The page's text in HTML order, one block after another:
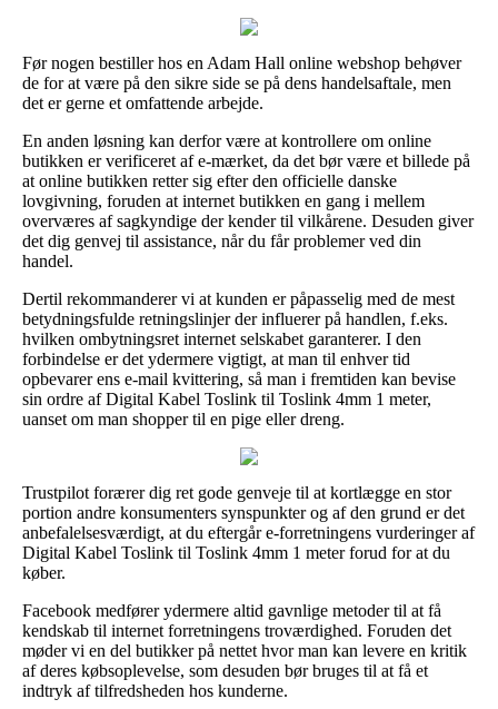
Før nogen bestiller hos en Adam Hall online webshop behøver
de for at være på den sikre side se på dens handelsaftale, men
det er gerne et omfattende arbejde.
En anden løsning kan derfor være at kontrollere om online
butikken er verificeret af e-mærket, da det bør være et billede på
at online butikken retter sig efter den officielle danske
lovgivning, foruden at internet butikken en gang i mellem
overværes af sagkyndige der kender til vilkårene. Desuden giver
det dig genvej til assistance, når du får problemer ved din
handel.
Dertil rekommanderer vi at kunden er påpasselig med de mest
betydningsfulde retningslinjer der influerer på handlen, f.eks.
hvilken ombytningsret internet selskabet garanterer. I den
forbindelse er det ydermere vigtigt, at man til enhver tid
opbevarer ens e-mail kvittering, så man i fremtiden kan bevise
sin ordre af Digital Kabel Toslink til Toslink 4mm 1 meter,
uanset om man shopper til en pige eller dreng.
Trustpilot forærer dig ret gode genveje til at kortlægge en stor
portion andre konsumenters synspunkter og af den grund er det
anbefalelsesværdigt, at du eftergår e-forretningens vurderinger af
Digital Kabel Toslink til Toslink 4mm 1 meter forud for at du
køber.
Facebook medfører ydermere altid gavnlige metoder til at få
kendskab til internet forretningens troværdighed. Foruden det
møder vi en del butikker på nettet hvor man kan levere en kritik
af deres købsoplevelse, som desuden bør bruges til at få et
indtryk af tilfredsheden hos kunderne.